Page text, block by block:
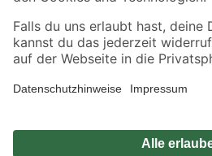
Alle Preisangaben in EUR inkl. gesetzl. MwSt.. Die
Umständen nicht in allen Märkten verfügbar. Die
Produkte nur solange der Vorrat reicht.
*Paketversand ab 59 € versandkostenfrei, gilt nicht
Privatsphäre